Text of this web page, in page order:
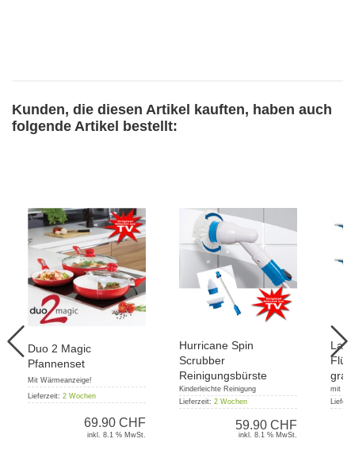
Kunden, die diesen Artikel kauften, haben auch
folgende Artikel bestellt:
Duo 2 Magic
Pfannenset
Mit Wärmeanzeige!
Lieferzeit: 2 Wochen
69.90 CHF
inkl. 8.1 % MwSt.
Hurricane Spin
Scrubber
Reinigungsbürste
Kinderleichte Reinigung
Lieferzeit: 2 Wochen
59.90 CHF
inkl. 8.1 % MwSt.
mit